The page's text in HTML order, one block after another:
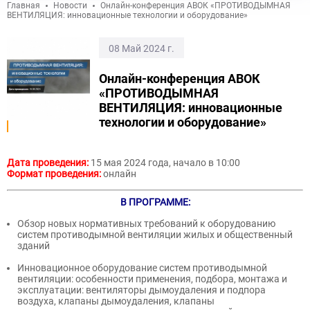
Главная Новости
Онлайн-конференция АВОК «ПРОТИВОДЫМНАЯ
ВЕНТИЛЯЦИЯ: инновационные технологии и оборудование»
08 Май 2024 г.
Онлайн-конференция АВОК
«ПРОТИВОДЫМНАЯ
ВЕНТИЛЯЦИЯ: инновационные
технологии и оборудование»
Дата проведения: 15 мая 2024 года, начало в 10:00
Формат проведения:онлайн
В ПРОГРАММЕ:
Обзор новых нормативных требований к оборудованию
систем противодымной вентиляции жилых и общественный
зданий
Инновационное оборудование систем противодымной
вентиляции: особенности применения, подбора, монтажа и
эксплуатации: вентиляторы дымоудаления и подпора
воздуха, клапаны дымоудаления, клапаны